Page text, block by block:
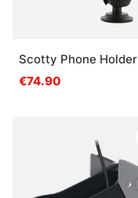
Scotty Phone Holder
€74.90